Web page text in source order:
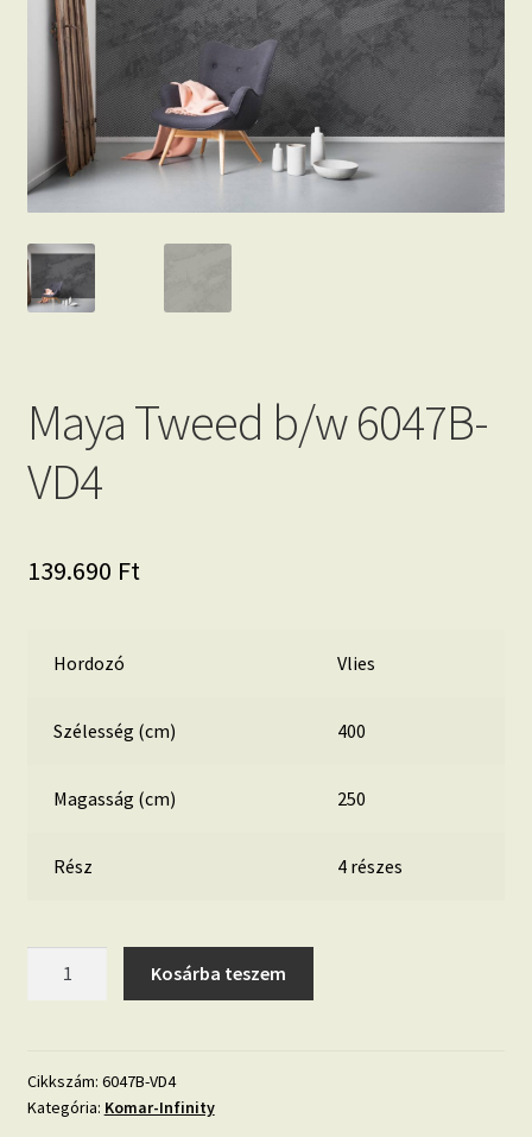
Beton hatású tapéták
Kapcsolat
Maya Tweed b/w 6047B-
VD4
139.690 Ft
Hordozó Vlies
Szélesség (cm) 400
Magasság (cm) 250
Rész 4 részes
VD4
mennyiség
Kosárba teszem
Cikkszám: 6047B-VD4
Kategória: Komar-Infinity